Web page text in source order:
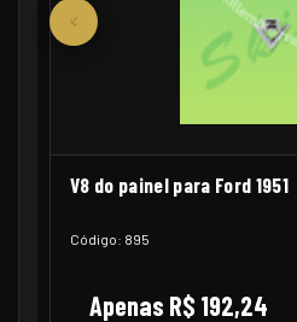
V8 do painel para Ford 1951
Código: 895
Apenas R$ 192,24
‹